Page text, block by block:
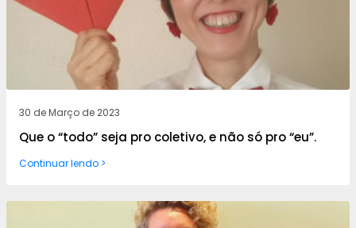
30 de Março de 2023
Que o “todo” seja pro coletivo, e não só pro “eu”.
Continuar lendo >